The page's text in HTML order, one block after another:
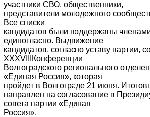
участники СВО, общественники,
представители молодежного
Все списки
кандидатов были поддержаны
единогласно. Выдвижение
кандидатов, согласно уставу партии,
XXXVIIIКонференции
Волгоградского регионального
«Единая Россия», которая
пройдет в Волгограде 21 июня.
направлен на согласование в
совета партии «Единая
Россия».